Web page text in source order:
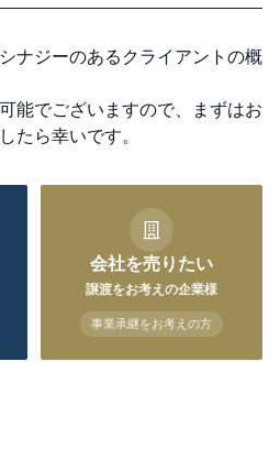
ナジーのあるクライアントの概
能でございますので、まずはお
たら幸いです。
会社を売りたい
譲渡をお考えの企業様
事業承継をお考えの方